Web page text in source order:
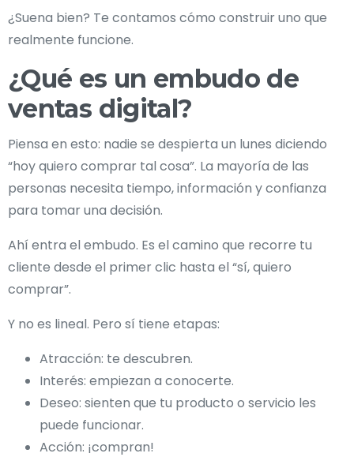
¿Suena bien? Te contamos cómo construir uno que
realmente funcione.
¿Qué es un embudo de
ventas digital?
Piensa en esto: nadie se despierta un lunes diciendo
“hoy quiero comprar tal cosa”. La mayoría de las
personas necesita tiempo, información y confianza
para tomar una decisión.
Ahí entra el embudo. Es el camino que recorre tu
cliente desde el primer clic hasta el “sí, quiero
comprar”.
Y no es lineal. Pero sí tiene etapas:
Atracción: te descubren.
Interés: empiezan a conocerte.
Deseo: sienten que tu producto o servicio les
puede funcionar.
Acción: ¡compran!